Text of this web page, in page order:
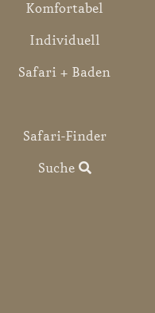
Komfortabel
Individuell
Safari + Baden
Safari-Finder
Suche